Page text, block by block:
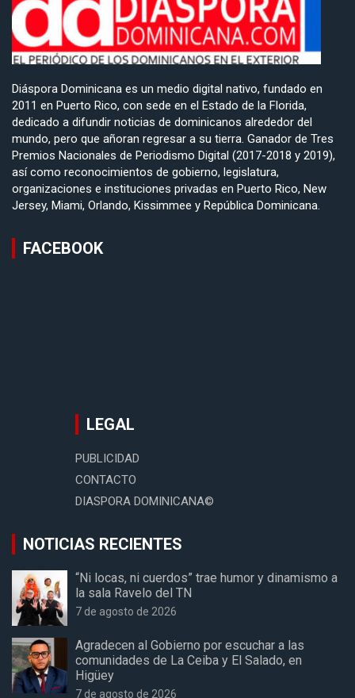
Diáspora Dominicana es un medio digital nativo, fundado en
2011 en Puerto Rico, con sede en el Estado de la Florida,
dedicado a difundir noticias de dominicanos alrededor del
mundo, pero que añoran regresar a su tierra. Ganador de Tres
Premios Nacionales de Periodismo Digital (2017-2018 y 2019),
así como reconocimientos de gobierno, legislatura,
organizaciones e instituciones privadas en Puerto Rico, New
Jersey, Miami, Orlando, Kissimmee y República Dominicana.
FACEBOOK
LEGAL
PUBLICIDAD
CONTACTO
DIASPORA DOMINICANA©
NOTICIAS RECIENTES
“Ni locas, ni cuerdos” trae humor y dinamismo a
la sala Ravelo del TN
7 de agosto de 2026
Agradecen al Gobierno por escuchar a las
comunidades de La Ceiba y El Salado, en
Higüey
7 de agosto de 2026